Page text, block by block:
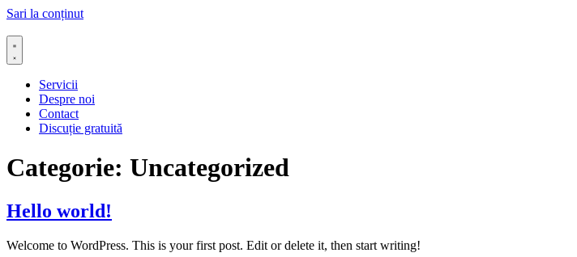
Sari la conținut
Servicii
Despre noi
Contact
Discuție gratuită
Categorie: Uncategorized
Hello world!
Welcome to WordPress. This is your first post. Edit or delete it, then start writing!